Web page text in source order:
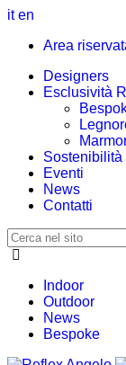
it en
Area
Designers
Esclusività
Sostenibilità
Eventi
News
Contatti
Indoor
Outdoor
News
Bespoke